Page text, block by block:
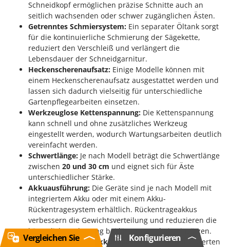
Schneidkopf ermöglichen präzise Schnitte auch an
seitlich wachsenden oder schwer zugänglichen Ästen.
Getrenntes Schmiersystem: Ein separater Öltank sorgt
für die kontinuierliche Schmierung der Sägekette,
reduziert den Verschleiß und verlängert die
Lebensdauer der Schneidgarnitur.
Heckenscherenaufsatz: Einige Modelle können mit
einem Heckenscherenaufsatz ausgestattet werden und
lassen sich dadurch vielseitig für unterschiedliche
Gartenpflegearbeiten einsetzen.
Werkzeuglose Kettenspannung: Die Kettenspannung
kann schnell und ohne zusätzliches Werkzeug
eingestellt werden, wodurch Wartungsarbeiten deutlich
vereinfacht werden.
Schwertlänge: Je nach Modell beträgt die Schwertlänge
zwischen 20 und 30 cm und eignet sich für Äste
unterschiedlicher Stärke.
Akkuausführung: Die Geräte sind je nach Modell mit
integriertem Akku oder mit einem Akku-
Rückentragesystem erhältlich. Rückentrageakkus
verbessern die Gewichtsverteilung und reduzieren die
körperliche Belastung bei längeren Arbeitseinsätzen.
Akkuleistung und Akkukapazität:Mit Leistungswerten
Konfigurieren
Vergleichen Sie